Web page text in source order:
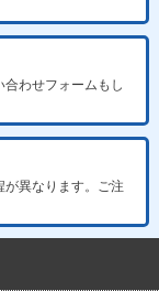
わせフォームもし
異なります。ご注